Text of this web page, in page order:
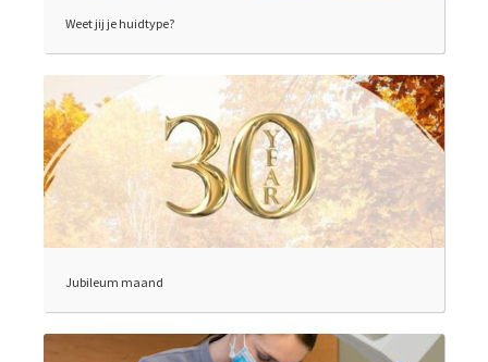
Weet jij je huidtype?
Jubileum maand